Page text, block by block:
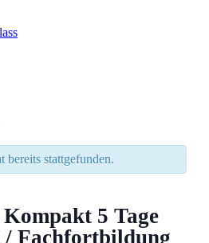
bereits stattgefunden.
5 Tage
/ Fachfortbildung